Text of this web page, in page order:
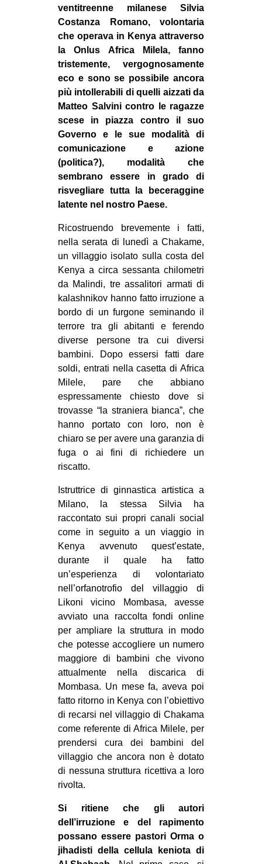
MIGRAZIONI
PRECARIATO
REPRESSIONE
STUDENTI
CULTURE
ARTE
CINEMA
MANIFESTI
RECENSIONI
AFRICA
AMERICHE
ESTREMO ORIENTE
EUROPA
MEDIO ORIENTE
MONDO
EVENTI
in
Fb
tw
ms
SEARCH
ventitreenne milanese Silvia
Costanza Romano, volontaria
che operava in Kenya attraverso
la Onlus Africa Milela, fanno
tristemente, vergognosamente
eco e sono se possibile ancora
più intollerabili di quelli aizzati da
Matteo Salvini contro le ragazze
scese in piazza contro il suo
Governo e le sue modalità di
comunicazione e azione
(politica?), modalità che
sembrano essere in grado di
risvegliare tutta la beceraggine
latente nel nostro Paese.
Ricostruendo brevemente i fatti,
nella serata di lunedì a Chakame,
un villaggio isolato sulla costa del
Kenya a circa sessanta chilometri
da Malindi, tre assalitori armati di
kalashnikov hanno fatto irruzione a
bordo di un furgone seminando il
terrore tra gli abitanti e ferendo
diverse persone tra cui diversi
bambini. Dopo essersi fatti dare
soldi, entrati nella casetta di Africa
Milele, pare che abbiano
espressamente chiesto dove si
trovasse “la straniera bianca”, che
hanno portato con loro, non è
chiaro se per avere una garanzia di
fuga o ai fini di richiedere un
riscatto.
Istruttrice di ginnastica artistica a
Milano, la stessa Silvia ha
raccontato sui propri canali social
come in seguito a un viaggio in
Kenya avvenuto quest’estate,
durante il quale ha fatto
un’esperienza di volontariato
nell’orfanotrofio del villaggio di
Likoni vicino Mombasa, avesse
avviato una raccolta fondi online
per ampliare la struttura in modo
che potesse accogliere un numero
maggiore di bambini che vivono
attualmente nella discarica di
Mombasa. Un mese fa, aveva poi
fatto ritorno in Kenya con l’obiettivo
di recarsi nel villaggio di Chakama
come referente di Africa Milele, per
prendersi cura dei bambini del
villaggio che ancora non è dotato
di nessuna struttura ricettiva a loro
rivolta.
Si ritiene che gli autori
dell’irruzione e del rapimento
possano essere pastori Orma o
jihadisti della cellula keniota di